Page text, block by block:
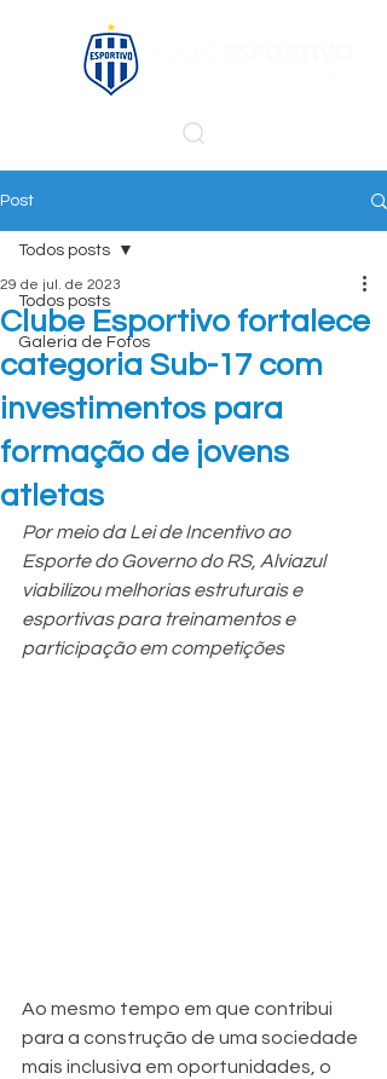
Post
Todos posts
Galeria de Fotos
Todos posts
Clube Esportivo fortalece
categoria Sub-17 com
investimentos para
formação de jovens
atletas
29 de jul. de 2023
Por meio da Lei de Incentivo ao
Esporte do Governo do RS, Alviazul
viabilizou melhorias estruturais e
esportivas para treinamentos e
participação em competições
Ao mesmo tempo em que contribui
para a construção de uma sociedade
mais inclusiva em oportunidades, o